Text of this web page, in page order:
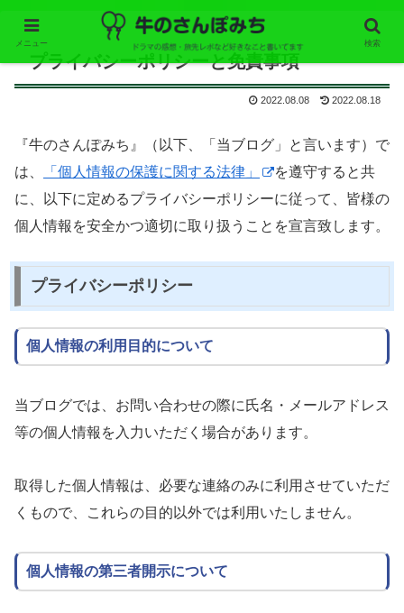
プライバシーポリシーと免責事項
2022.08.08 2022.08.18
『牛のさんぽみち』（以下、「当ブログ」と言います）で
は、
「個人情報の保護に関する法律」
を遵守すると共
に、以下に定めるプライバシーポリシーに従って、皆様の
個人情報を安全かつ適切に取り扱うことを宣言致します。
プライバシーポリシー
個人情報の利用目的について
当ブログでは、お問い合わせの際に氏名・メールアドレス
等の個人情報を入力いただく場合があります。
取得した個人情報は、必要な連絡のみに利用させていただ
くもので、これらの目的以外では利用いたしません。
個人情報の第三者開示について
メニュー 検索